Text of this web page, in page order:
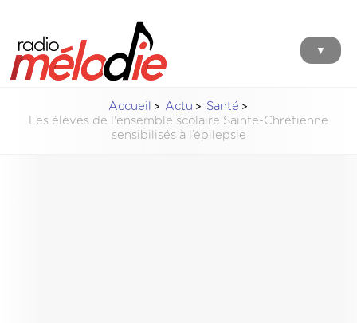
▼
Accueil Actu
Santé
Les élèves de l'ensemble scolaire Sainte-Chrétienne
sensibilisés à l’épilepsie